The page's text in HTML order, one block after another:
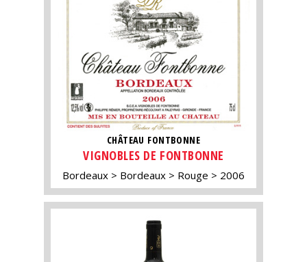
CHÂTEAU FONTBONNE
VIGNOBLES DE FONTBONNE
Bordeaux Bordeaux Rouge 2006